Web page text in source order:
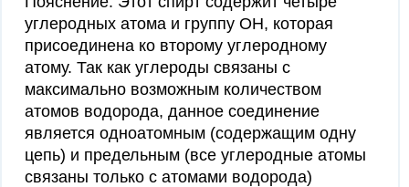
углеродных атома и группу ОН, которая
присоединена ко второму углеродному
атому. Так как углероды связаны с
максимально возможным количеством
атомов водорода, данное соединение
является одноатомным (содержащим одну
цепь) и предельным (все углеродные атомы
связаны только с атомами водорода)